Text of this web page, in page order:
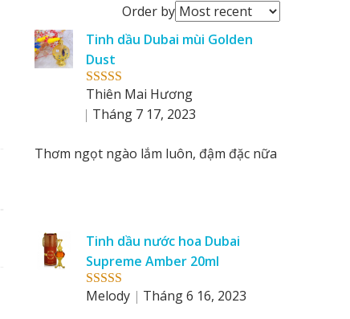
Order byOrder
reviews
by
Rated5 out
of 5
Tinh dầu Dubai mùi Golden
Dust
Thiên Mai Hương
Tháng 7 17, 2023
Thơm ngọt ngào lắm luôn, đậm đặc nữa
Rated5out
Tinh dầu nước hoa Dubai
Supreme Amber 20ml
Melody
Tháng 6 16, 2023